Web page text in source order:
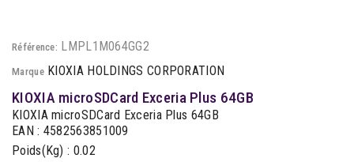
Référence: LMPL1M064GG2
Marque KIOXIA HOLDINGS CORPORATION
KIOXIA microSDCard Exceria Plus 64GB
KIOXIA microSDCard Exceria Plus 64GB
EAN : 4582563851009
Poids(Kg) : 0.02